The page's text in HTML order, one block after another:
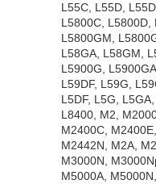
L55C, L55D,
L5800C, L5800D,
L5800GM,
L58GA, L58GM,
L5900G,
L59DF, L59G,
L5DF, L5G,
L8400, M2,
M2400C,
M2442N, M2A,
M3000N,
M5000A,